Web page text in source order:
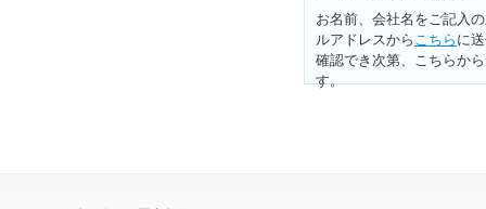
お名前、会社名をご記入
ルアドレスから こちら に
確認でき次第、こちらか
す。